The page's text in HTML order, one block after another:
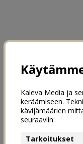
Kaleva Media ja
keräämiseen.
kävijämäärien
seuraaviin:
Tarkoitukset